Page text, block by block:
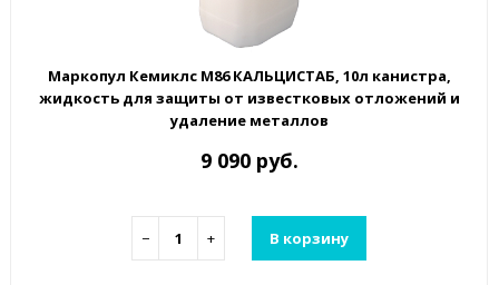
Маркопул Кемиклс М86 КАЛЬЦИСТАБ, 10л канистра,
жидкость для защиты от известковых отложений и
удаление металлов
9 090 руб.
− + В корзину